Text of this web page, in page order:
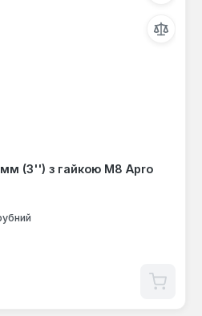
(3'') з гайкою М8 Apro